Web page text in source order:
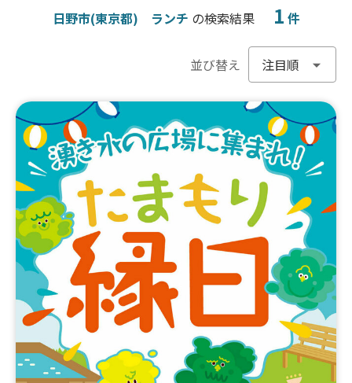
日野市(東京都) ランチ の検索結果 1 件
並び替え